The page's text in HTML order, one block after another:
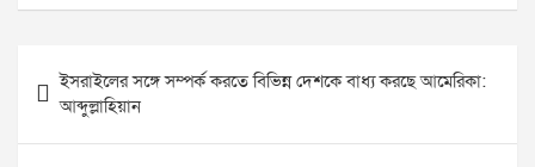
Post
navigation
ইসরাইলের সঙ্গে সম্পর্ক করতে বিভিন্ন দেশকে বাধ্য করছে আমেরিকা:
আব্দুল্লাহিয়ান